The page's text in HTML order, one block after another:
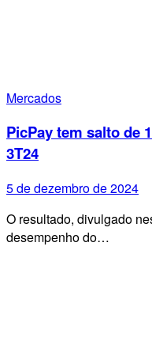
Mercados
PicPay tem salto de
3T24
5 de dezembro de 2024
O resultado, divulgado
desempenho do…